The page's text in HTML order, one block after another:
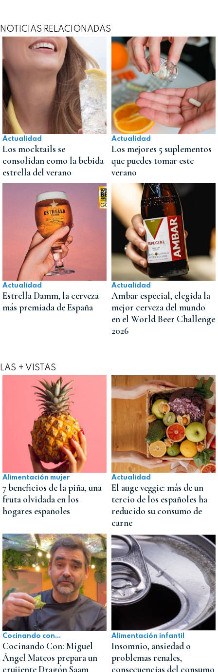
NOTICIAS RELACIONADAS
Actualidad
Los mocktails se
consolidan como la bebida
estrella del verano
Actualidad
Los mejores 5 suplementos
que puedes tomar este
verano
Actualidad
Estrella Damm, la cerveza
más premiada de España
Actualidad
Ambar especial, elegida la
mejor cerveza del mundo
en el World Beer Challenge
2026
LAS + VISTAS
Alimentación mujer
7 beneficios de la piña, una
fruta olvidada en los
hogares españoles
Actualidad
El auge veggie: más de un
tercio de los españoles ha
reducido su consumo de
carne
Cocinando con...
Cocinando Con: Miguel
Ángel Mateos prepara un
crujiente Dragón Saam
Alimentación infantil
Insomnio, ansiedad o
problemas renales,
consecuencias del consumo